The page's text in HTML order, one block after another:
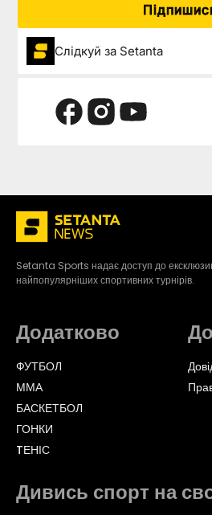
Слідкуй за Setanta
Setanta Sports надає доступ до
найпопулярніших спортивних турнірів.
Додатково
ФУТБОЛ
ММА
БАСКЕТБОЛ
ГОНКИ
TЕНІС
Дивись спорт на